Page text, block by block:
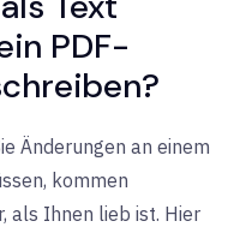
PDF-
Änderungen an einem
kommen
als Ihnen lieb ist. Hier